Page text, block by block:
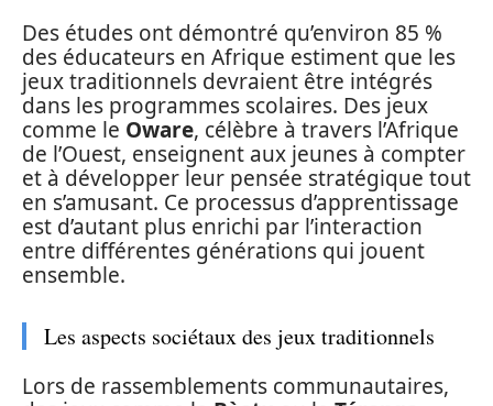
Des études ont démontré qu’environ 85 %
des éducateurs en Afrique estiment que les
jeux traditionnels devraient être intégrés
dans les programmes scolaires. Des jeux
comme le Oware, célèbre à travers l’Afrique
de l’Ouest, enseignent aux jeunes à compter
et à développer leur pensée stratégique tout
en s’amusant. Ce processus d’apprentissage
est d’autant plus enrichi par l’interaction
entre différentes générations qui jouent
ensemble.
Les aspects sociétaux des jeux traditionnels
Lors de rassemblements communautaires,